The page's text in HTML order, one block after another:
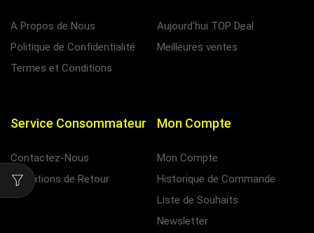
A Propos de Nous
Politique de Confidentialité
Termes et Conditions
Aujourd'hui TOP Deal
Meilleures ventes
Service Consommateur
Contactez-Nous
Conditions de Retour
Mon Compte
Mon Compte
Historique de Commande
Liste de Souhaits
Newsletter